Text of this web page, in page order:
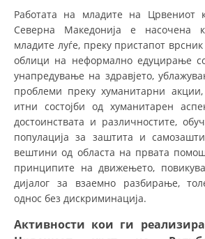
ИСТОРИЈАТ НА ЦКРМ
ИСТОРИЈАТ НА
СТРУКТУРА НА
КОНТАКТ
ЧЛЕНСТВО ВО
ЗАКОН ЗА ЦКРМ
СТАТУТ НА ЦКРМ
Работата на младите на Црвениот
Северна Македонија е насочена
младите луѓе, преку пристапот
облици на неформално едуцирање
унапредување на здравјето,
проблеми преку хуманитарни
итни состојби од хуманитарен
достоинствата и различностите,
популација за заштита и
вештини од областа на првата
принципите на движењето,
дијалог за взаемно разбирање,
однос без дискриминација.
Активности кои ги